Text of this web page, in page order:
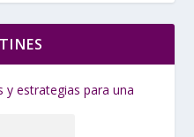
y estrategias para una